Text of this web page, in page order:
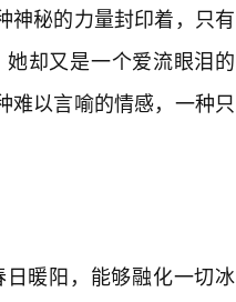
神秘的力量封印着，只有
却又是一个爱流眼泪的
难以言喻的情感，一种只
暖阳，能够融化一切冰